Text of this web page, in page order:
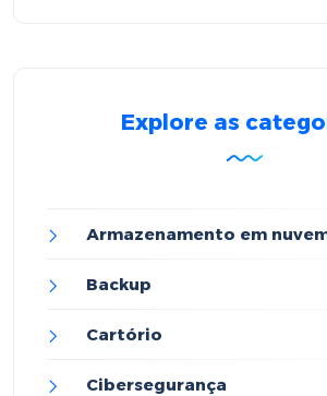
Explore as
Armazenamento em
Backup
Cartório
Cibersegurança